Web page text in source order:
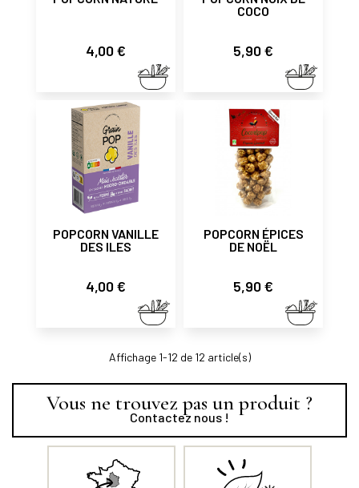
Prix
4,00 €
COCO
Prix
5,90 €
POPCORN VANILLE
DES ILES
Prix
4,00 €
POPCORN ÉPICES
DE NOËL
Prix
5,90 €
Affichage 1-12 de 12 article(s)
Vous ne trouvez pas un produit ?
Contactez nous !